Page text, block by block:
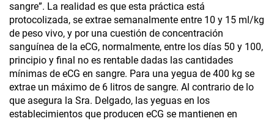
sangre”. La realidad es que esta práctica está
protocolizada, se extrae semanalmente entre 10 y 15 ml/kg
de peso vivo, y por una cuestión de concentración
sanguínea de la eCG, normalmente, entre los días 50 y 100,
principio y final no es rentable dadas las cantidades
mínimas de eCG en sangre. Para una yegua de 400 kg se
extrae un máximo de 6 litros de sangre. Al contrario de lo
que asegura la Sra. Delgado, las yeguas en los
establecimientos que producen eCG se mantienen en